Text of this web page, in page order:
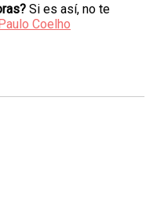
Si es así, no te
Coelho